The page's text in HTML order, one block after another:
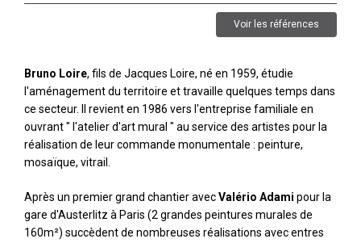
Voir les références
Bruno Loire, fils de Jacques Loire, né en 1959, étudie
l'aménagement du territoire et travaille quelques temps dans
ce secteur. Il revient en 1986 vers l'entreprise familiale en
ouvrant " l'atelier d'art mural " au service des artistes pour la
réalisation de leur commande monumentale : peinture,
mosaïque, vitrail.
Après un premier grand chantier avecValério Adami pour la
gare d'Austerlitz à Paris (2 grandes peintures murales de
160m²) succèdent de nombreuses réalisations avec entres